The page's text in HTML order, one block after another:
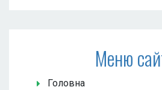
Меню
Головна